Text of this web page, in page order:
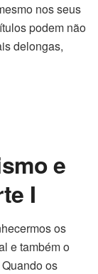
nos seus
podem não
delongas,
e
I
os
e também o
os